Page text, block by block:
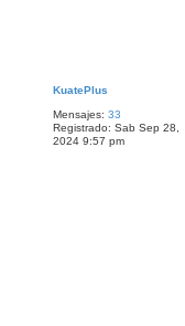
KuatePlus
Mensajes: 33
Registrado: Sab Sep 28,
2024 9:57 pm